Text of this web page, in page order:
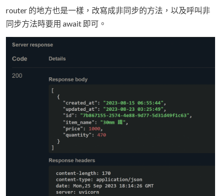
router 的地方也是一樣，改寫成非同步的方法，以及呼叫非
同步方法時要用 await 即可。